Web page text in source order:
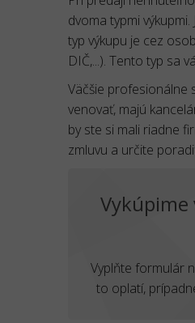
dvoma typmi
typ výkupu je cez
DIČ,...). Tento typ sa
Väčšie profesionálne
venovať, majú
by ste si mali riadne
zmluvu a určite
Vyplňte formulár
to oplatí,